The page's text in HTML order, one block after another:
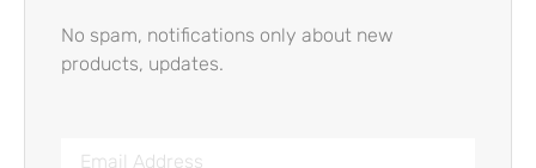
No spam, notifications only about new
products, updates.